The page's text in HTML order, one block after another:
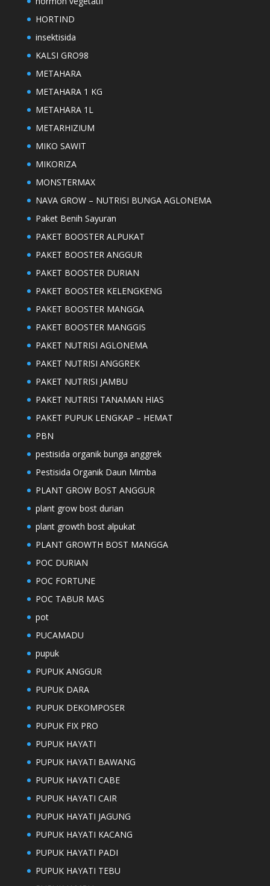
HORTIND
insektisida
KALSI GRO98
METAHARA
METAHARA 1 KG
METAHARA 1L
METARHIZIUM
MIKO SAWIT
MIKORIZA
MONSTERMAX
NAVA GROW – NUTRISI BUNGA AGLONEMA
Paket Benih Sayuran
PAKET BOOSTER ALPUKAT
PAKET BOOSTER ANGGUR
PAKET BOOSTER DURIAN
PAKET BOOSTER KELENGKENG
PAKET BOOSTER MANGGA
PAKET BOOSTER MANGGIS
PAKET NUTRISI AGLONEMA
PAKET NUTRISI ANGGREK
PAKET NUTRISI JAMBU
PAKET NUTRISI TANAMAN HIAS
PAKET PUPUK LENGKAP – HEMAT
PBN
pestisida organik bunga anggrek
Pestisida Organik Daun Mimba
PLANT GROW BOST ANGGUR
plant grow bost durian
plant growth bost alpukat
PLANT GROWTH BOST MANGGA
POC DURIAN
POC FORTUNE
POC TABUR MAS
pot
PUCAMADU
pupuk
PUPUK ANGGUR
PUPUK DARA
PUPUK DEKOMPOSER
PUPUK FIX PRO
PUPUK HAYATI
PUPUK HAYATI BAWANG
PUPUK HAYATI CABE
PUPUK HAYATI CAIR
PUPUK HAYATI JAGUNG
PUPUK HAYATI KACANG
PUPUK HAYATI PADI
PUPUK HAYATI TEBU